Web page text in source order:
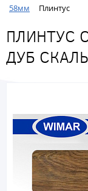
58мм
Плинтус
ПЛИНТУС
ДУБ